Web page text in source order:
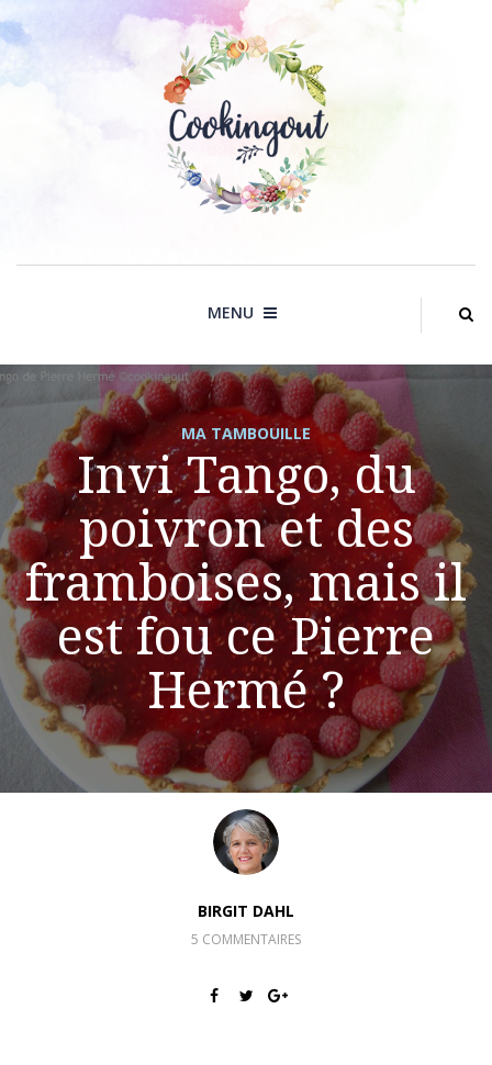
to
MENU
MA TAMBOUILLE
Invi Tango, du
poivron et des
framboises, mais il
est fou ce Pierre
Hermé ?
BIRGIT DAHL
5 COMMENTAIRES